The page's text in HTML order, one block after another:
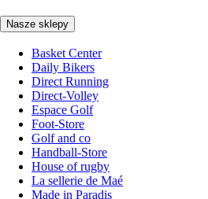
Nasze sklepy
Basket Center
Daily Bikers
Direct Running
Direct-Volley
Espace Golf
Foot-Store
Golf and co
Handball-Store
House of rugby
La sellerie de Maé
Made in Paradis